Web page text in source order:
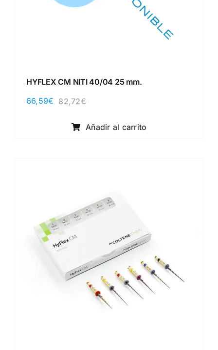
HYFLEX CM NITI 40/04 25 mm.
82,72€El
original
era:
66,59€
El
actual
es:
Añadir al carrito